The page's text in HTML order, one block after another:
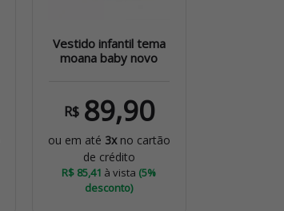
Vestido infantil tema
moana baby novo
R$ 89,90
ou em até 3xno cartão
de crédito
R$ 85,41 à vista (5%
desconto)